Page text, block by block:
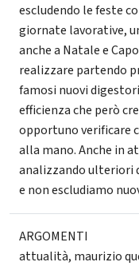
escludendo le feste
giornate lavorative,
anche a Natale e
realizzare partendo
famosi nuovi
efficienza che però
opportuno verificare
alla mano. Anche in
analizzando ulteriori
e non escludiamo
ARGOMENTI
attualità, maurizio